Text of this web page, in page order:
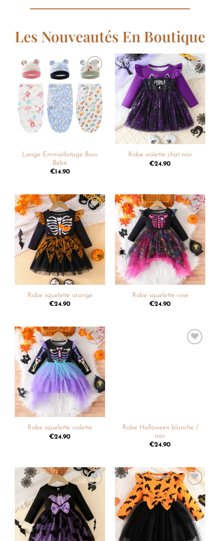
Les Nouveautés En Boutique
Ajouter
à la
liste de
souhaits
Lange Emmaillotage Bain
Bébé
€14.90
Ajouter
à la
liste de
souhaits
Robe violette chat noir
€24.90
Ajouter
à la
liste de
souhaits
Robe squelette orange
€24.90
Ajouter
à la
liste de
souhaits
Robe squelette rose
€24.90
Ajouter
à la
liste de
souhaits
Robe squelette violette
€24.90
Robe Halloween blanche /
noir
€24.90
Ajouter
liste de
souhaits
Ajouter
à la
liste de
souhaits